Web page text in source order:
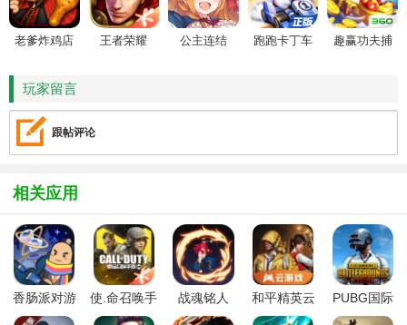
老爹炸鸡店
王者荣耀 公主连结 跑跑卡丁车
趣赢功夫捕
玩家留言
跟帖评论
相关应用
香肠派对游
戏正版
使.命召唤手
游版
战魂铭人
2026官方最
和平精英云
游戏秒玩
PUBG国际
服手游